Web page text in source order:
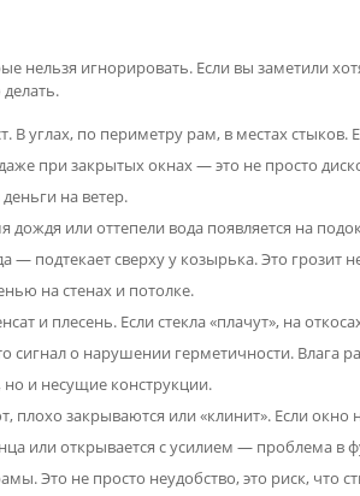
нельзя игнорировать. Если вы заметили
В углах, по периметру рам, в местах стыков.
при закрытых окнах — это не просто
на ветер.
дождя или оттепели вода появляется на
— подтекает сверху у козырька. Это грозит
на стенах и потолке.
и плесень. Если стекла «плачут», на
сигнал о нарушении герметичности. Влага
но и несущие конструкции.
плохо закрываются или «клинит». Если окно
или открывается с усилием — проблема в
Это не просто неудобство, это риск, что